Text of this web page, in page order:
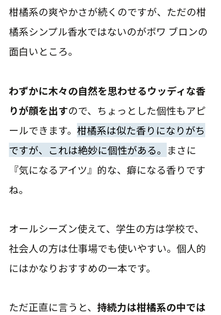
柑橘系の爽やかさが続くのですが、ただの柑
橘系シンプル香水ではないのがボワ ブロンの
面白いところ。
わずかに木々の自然を思わせるウッディな香
りが顔を出すので、ちょっとした個性もアピ
ールできます。 柑橘系は似た香りになりがち
ですが、これは絶妙に個性がある。 まさに
『気になるアイツ』的な、癖になる香りです
ね。
オールシーズン使えて、学生の方は学校で、
社会人の方は仕事場でも使いやすい。個人的
にはかなりおすすめの一本です。
ただ正直に言うと、 持続力は柑橘系の中では